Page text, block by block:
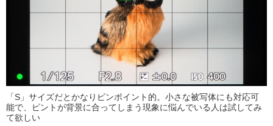
「S」サイズだとかなりピンポイント的。小さな被写体にも対応可
能で、ピントが背景に合ってしまう現象に悩んでいる人は試してみ
て欲しい